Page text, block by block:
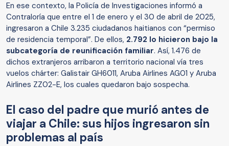
En ese contexto, la Policía de Investigaciones informó a
Contraloría que entre el 1 de enero y el 30 de abril de 2025,
ingresaron a Chile 3.235 ciudadanos haitianos con “permiso
de residencia temporal”. De ellos, 2.792 lo hicieron bajo la
subcategoría de reunificación familiar. Así, 1.476 de
dichos extranjeros arribaron a territorio nacional vía tres
vuelos chárter: Galistair GH6011, Aruba Airlines AG01 y Aruba
Airlines ZZ02-E, los cuales quedaron bajo sospecha.
El caso del padre que murió antes de
viajar a Chile: sus hijos ingresaron sin
problemas al país